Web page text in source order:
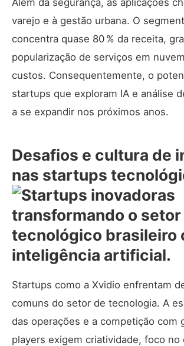
varejo e à gestão urbana. O
concentra quase 80 % da receita,
popularização de serviços em
custos. Consequentemente, o
startups que exploram IA e análise
a se expandir nos próximos anos.
Desafios e cultura de
nas startups
Startups como a Xvidio enfrentam
comuns do setor de tecnologia. A
das operações e a competição com
players exigem criatividade, foco no